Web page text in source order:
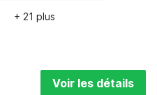
+ 21 plus
Voir les détails